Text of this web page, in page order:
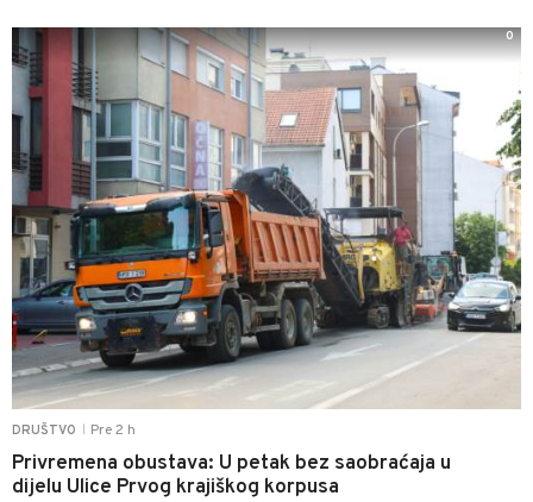
DRUŠTVO Pre 2 h
Privremena obustava: U petak bez saobraćaja u
dijelu Ulice Prvog krajiškog korpusa
0